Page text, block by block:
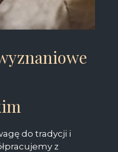
do tradycji i
z